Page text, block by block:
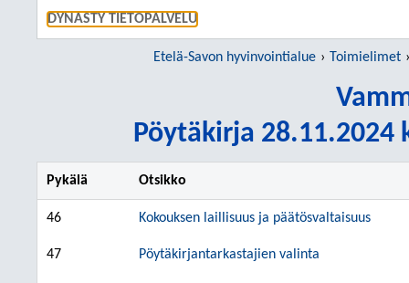
DYNASTY TIETOPALVELU
Etelä-Savon hyvinvointialue Toimielimet
Pöytäkirja 28.11.2024
Pykälä Otsikko
46 Kokouksen laillisuus ja päätösvaltaisuus
47 Pöytäkirjantarkastajien valinta